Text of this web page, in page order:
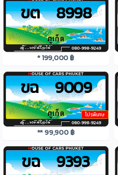
ขต 8998
* 199,000 ฿
โปรพิเศษ
ขฉ 9009
** 99,900 ฿
ขฉ 9393